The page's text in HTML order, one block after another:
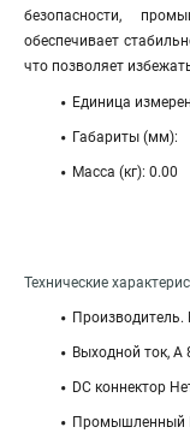
безопасности,
обеспечивает
что позволяет
Единица
Габариты (мм):
Масса (кг): 0.00
Технические
Производитель.
Выходной ток, А
DC коннектор
Промышленный